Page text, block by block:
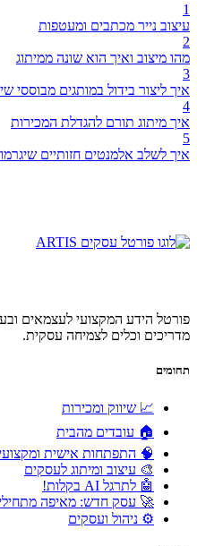
1
עיצוב נייר מכתבים ומעטפות
2
מהו מיצוב ואיך הוא שונה ממיתוג
3
איך ליצור בידול במותגים מבוססי
4
איך מיתוג תורם להגדלת המכירות
5
איך לשלב אלמנטים חזותיים
פורטל הידע המקצועי לעצמאים
מדריכים וכלים לצמיחה עסקית.
תחומים
📈 שיווק ומכירות
🏠 עובדים מהבית
🧠 התפתחות אישית
🎨 עיצוב ומיתוג לעסקים
🤖 לתרגל AI בקלות!
🚀 עסק חדש: מאיפה
⚙️ ניהול ועסקים